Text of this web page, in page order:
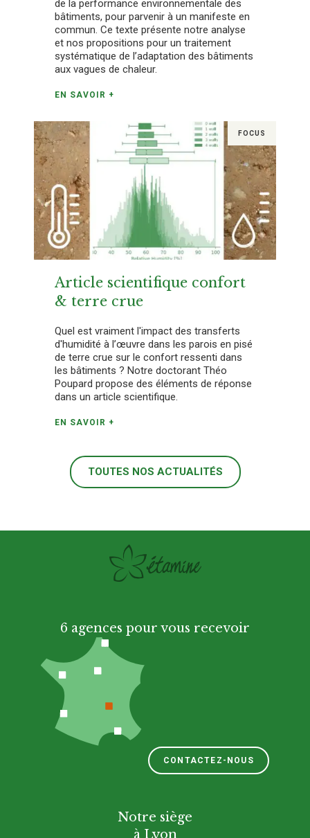
de la performance environnementale des
bâtiments, pour parvenir à un manifeste en
commun. Ce texte présente notre analyse
et nos propositions pour un traitement
systématique de l’adaptation des bâtiments
aux vagues de chaleur.
EN SAVOIR +
FOCUS
Article scientifique confort
& terre crue
Quel est vraiment l'impact des transferts
d'humidité à l’œuvre dans les parois en pisé
de terre crue sur le confort ressenti dans
les bâtiments ? Notre doctorant Théo
Poupard propose des éléments de réponse
dans un article scientifique.
EN SAVOIR +
TOUTES NOS ACTUALITÉS
6 agences pour vous recevoir
CONTACTEZ-NOUS
Notre siège
à Lyon